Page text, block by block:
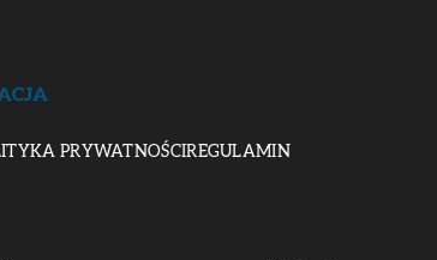
PRYWATNOŚCIREGULAMIN